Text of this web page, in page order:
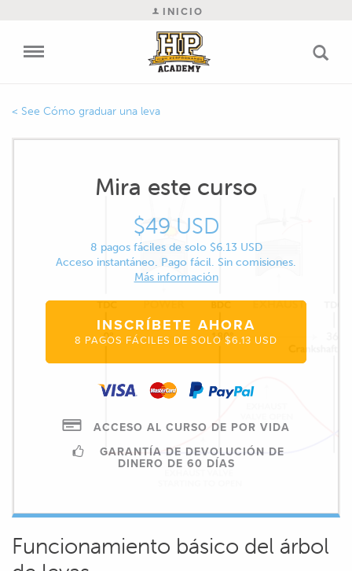
INICIO
Cómo graduar una leva
Mira este curso
$49 USD
8 pagos fáciles de solo $6.13 USD
Acceso instantáneo. Pago fácil. Sin comisiones.
Más información
INSCRÍBETE AHORA
8 PAGOS FÁCILES DE SOLO $6.13 USD
ACCESO AL CURSO DE POR VIDA
GARANTÍA DE DEVOLUCIÓN DE
DINERO DE 60 DÍAS
Funcionamiento básico del árbol